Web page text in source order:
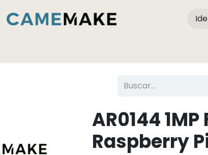
AR0144
Raspberry